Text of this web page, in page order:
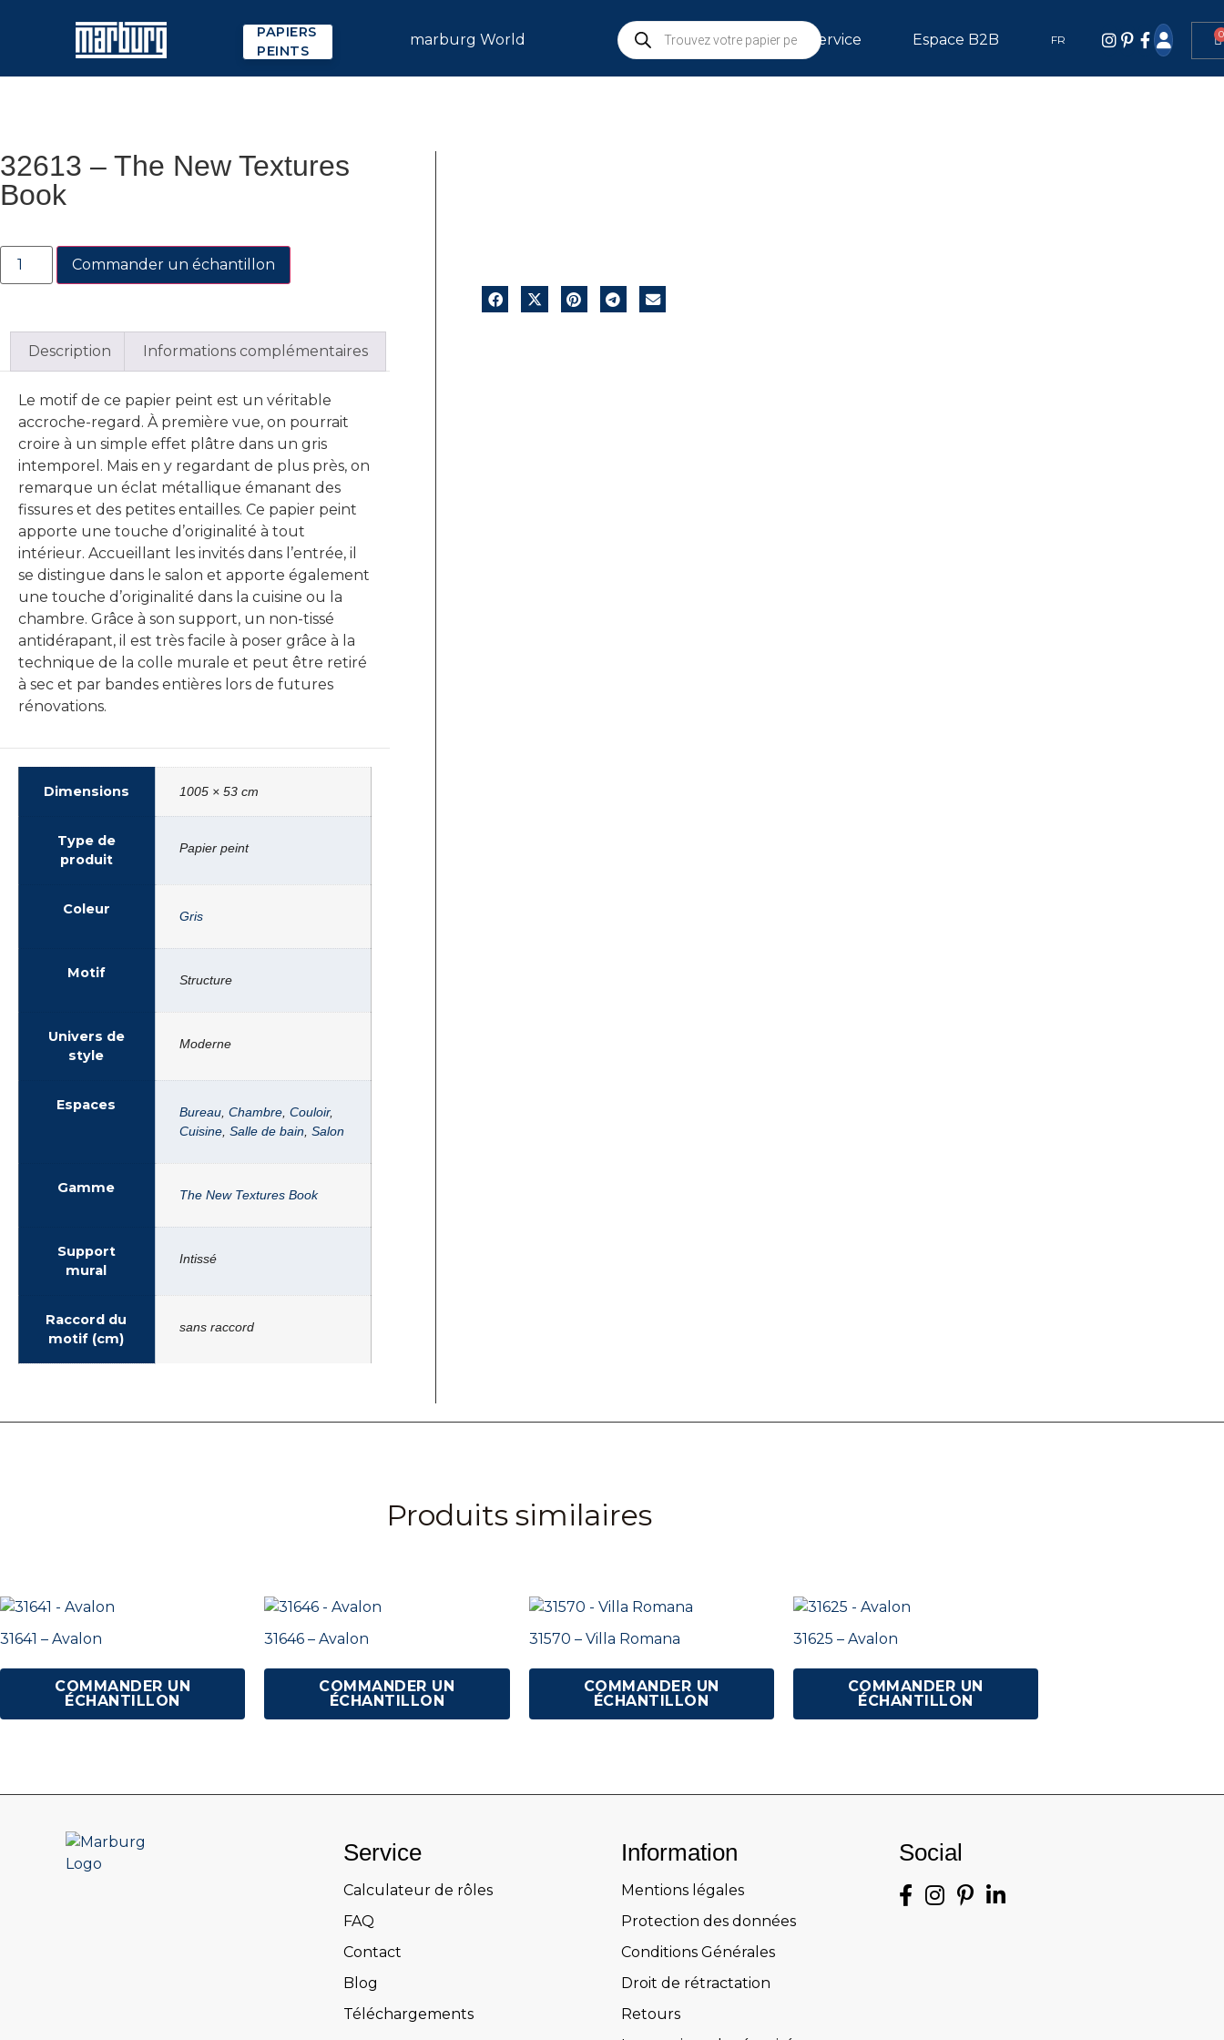
PAPIERS
PEINTS
marburg World Service Espace B2B FR 0
32613 – The New Textures
Book
Commander un échantillon
Description Informations complémentaires
Le motif de ce papier peint est un véritable
accroche-regard. À première vue, on pourrait
croire à un simple effet plâtre dans un gris
intemporel. Mais en y regardant de plus près, on
remarque un éclat métallique émanant des
fissures et des petites entailles. Ce papier peint
apporte une touche d’originalité à tout
intérieur. Accueillant les invités dans l’entrée, il
se distingue dans le salon et apporte également
une touche d’originalité dans la cuisine ou la
chambre. Grâce à son support, un non-tissé
antidérapant, il est très facile à poser grâce à la
technique de la colle murale et peut être retiré
à sec et par bandes entières lors de futures
rénovations.
Dimensions 1005 × 53 cm
Type de
produit
Papier peint
Coleur Gris
Motif Structure
Univers de
style
Moderne
Espaces Bureau Chambre Couloir,
Cuisine Salle de bain Salon
Gamme The New Textures Book
Support
mural
Intissé
Raccord du
motif (cm)
sans raccord
Produits similaires
31641 – Avalon
COMMANDER UN
ÉCHANTILLON
31646 – Avalon
COMMANDER UN
ÉCHANTILLON
31570 – Villa Romana
COMMANDER UN
ÉCHANTILLON
31625 – Avalon
COMMANDER UN
ÉCHANTILLON
Service
Calculateur de rôles
FAQ
Contact
Blog
Téléchargements
Information
Mentions légales
Protection des données
Conditions Générales
Droit de rétractation
Retours
Social